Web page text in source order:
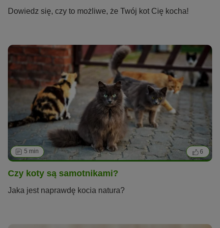
Dowiedz się, czy to możliwe, że Twój kot Cię kocha!
5 min 6
Czy koty są samotnikami?
Jaka jest naprawdę kocia natura?